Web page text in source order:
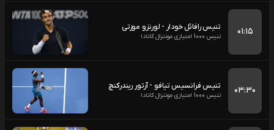
۰۱:۱۵ تنیس رافائل خودار - لورنزو موزتی
تنیس 1000 امتیازی مونترال کانادا
۰۳:۳۰ تنیس فرانسیس تیافو - آرتور ریندرکنچ
تنیس 1000 امتیازی مونترال کانادا